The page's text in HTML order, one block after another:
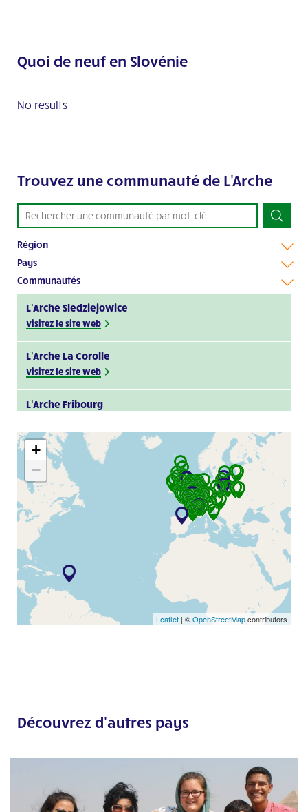
Quoi de neuf en Slovénie
No results
Trouvez une communauté de L'Arche
Région
Pays
Communautés
L’Arche Sledziejowice
Visitez le site Web
L’Arche La Corolle
Visitez le site Web
L’Arche Fribourg
Arche Im Nauen
Visitez le site Web
L’Arche d’Aigrefoin
Visitez le site Web
L’Arche à Reims
Visitez le site Web
L’Arche à Paris
Visitez le site Web
Visitez le site Web
Skupnost Barka
Visitez le site Web
+
−
Leaflet | ©OpenStreetMapcontributors
Découvrez d'autres pays